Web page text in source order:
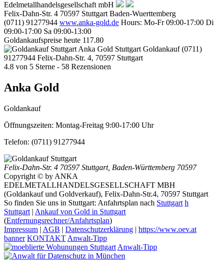
Edelmetallhandelsgesellschaft mbH
Felix-Dahn-Str. 4 70597 Stuttgart Baden-Wuerttemberg
(0711) 91277944 www.anka-gold.de Hours: Mo-Fr 09:00-17:00 Di
09:00-17:00 Sa 09:00-13:00
Goldankaufspreise heute 117.80
Anka Gold Stuttgart Goldankauf (0711)
91277944 Felix-Dahn-Str. 4, 70597 Stuttgart
4.8 von 5 Sterne - 58 Rezensionen
Anka Gold
Goldankauf
Öffnungszeiten: Montag-Freitag 9:00-17:00 Uhr
Telefon: (0711) 91277944
Felix-Dahn-Str. 4 70597 Stuttgart, Baden-Württemberg 70597
Copyright © by ANKA
EDELMETALLHANDELSGESELLSCHAFT MBH
(Goldankauf und Goldverkauf), Felix-Dahn-Str.4, 70597 Stuttgart
So finden Sie uns in Stuttgart: Anfahrtsplan nach Stuttgart h
Stuttgart | Ankauf von Gold in Stuttgart
(Entfernungsrechner/Anfahrtsplan)
Impressum | AGB | Datenschutzerklärung | https://www.oev.at
banner KONTAKT Anwalt-Tipp
Anwalt-Tipp